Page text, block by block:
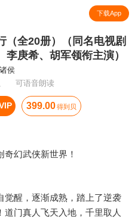
下载App
（全20册）（同名电视剧
李庚希、胡军领衔主演）
侯
可语音朗读
399.00 得到贝
幻武侠新世界！
觉醒，逐渐成熟，踏上了逆袭
门真人飞天入地，千里取人